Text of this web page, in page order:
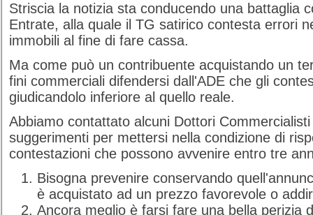
Striscia la notizia sta conducendo una battaglia
Entrate, alla quale il TG satirico contesta errori
immobili al fine di fare cassa.
Ma come può un contribuente acquistando un
fini commerciali difendersi dall'ADE che gli
giudicandolo inferiore al quello reale.
Abbiamo contattato alcuni Dottori
suggerimenti per mettersi nella condizione di
contestazioni che possono avvenire entro tre
Bisogna prevenire conservando
è acquistato ad un prezzo favorevole o
Ancora meglio è farsi fare una bella perizia